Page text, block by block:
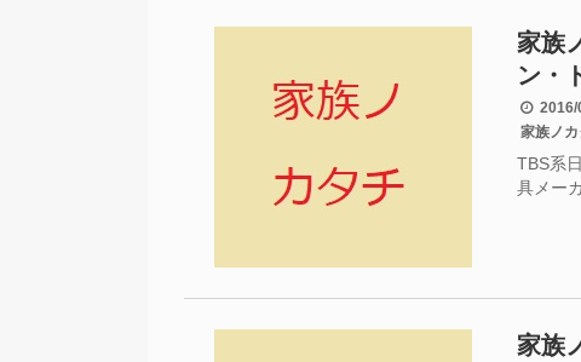
家族
ン・
2016/
家族ノ
TBS系
具メー
家族